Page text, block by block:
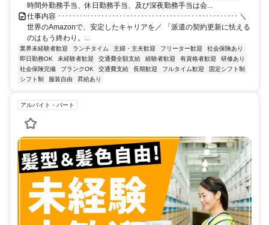
時間外勤務手当、休日勤務手当、及び深夜勤務手当は会...
仕事内容 ･･････････････････････････････････････････････････ ＼
世界のAmazonで、安定したキャリアを／ 「派遣の契約更新に怯える
のはもう終わり。...
業界未経験者歓迎 ランチタイム 主婦・主夫歓迎 フリーター歓迎
社会保険あり
即日勤務OK
未経験者歓迎 交通費全額支給 経験者歓迎 有資格者歓迎
研修あり
社会保険完備
ブランクOK 交通費支給 長期歓迎 フルタイム歓迎
固定シフト制
シフト制
服装自由 昇給あり
アルバイト・パート